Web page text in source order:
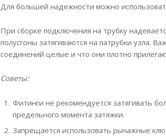
Для большей надежности можно
При сборке подключения на трубку
полусгоны затягиваются на патрубки узла.
соединений целые и что они плотно
Советы:
Фитинги не рекомендуется затягивать
предельного момента затяжки.
Запрещается использовать рычажные